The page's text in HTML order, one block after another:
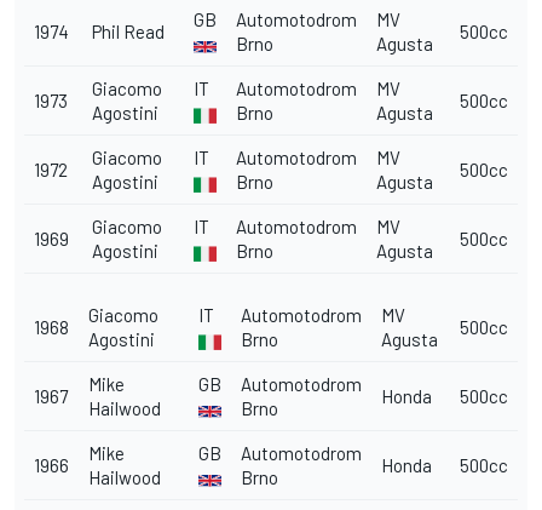
1974 Phil Read
GB
Automotodrom
Brno
MV
Agusta
500cc
1973
Giacomo
Agostini
IT
Automotodrom
Brno
MV
Agusta
500cc
1972
Giacomo
Agostini
IT
Automotodrom
Brno
MV
Agusta
500cc
1969
Giacomo
Agostini
IT
Automotodrom
Brno
MV
Agusta
500cc
1968
Giacomo
Agostini
IT
Automotodrom
Brno
MV
Agusta
500cc
1967
Mike
Hailwood
GB
Automotodrom
Brno
Honda 500cc
1966
Mike
Hailwood
GB
Automotodrom
Brno
Honda 500cc